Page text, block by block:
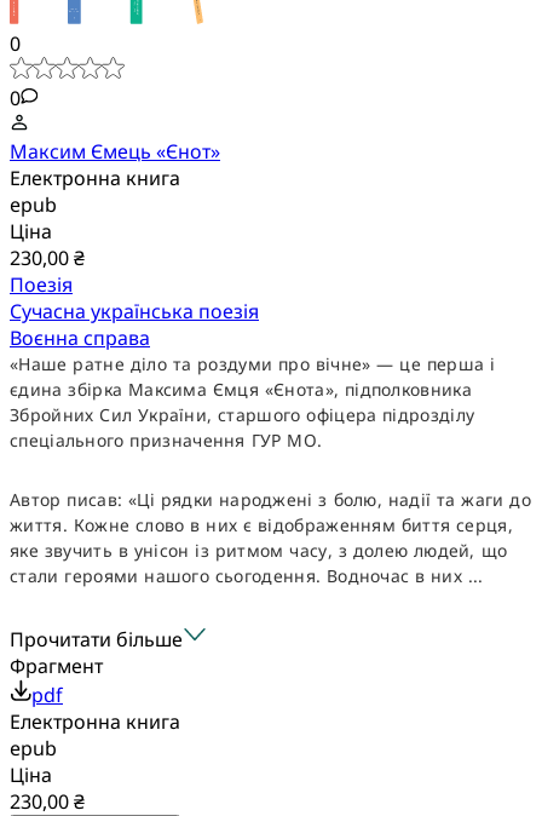
0
0
Максим Ємець «Єнот»
Електронна книга
epub
Ціна
230,00 ₴
Поезія
Сучасна українська поезія
Воєнна справа
«Наше ратне діло та роздуми про вічне» — це перша і
єдина збірка Максима Ємця «Єнота», підполковника
Збройних Сил України, старшого офіцера підрозділу
спеціального призначення ГУР МО.
Автор писав: «Ці рядки народжені з болю, надії та жаги до
життя. Кожне слово в них є відображенням биття серця,
яке звучить в унісон із ритмом часу, з долею людей, що
стали героями нашого сьогодення. Водночас в них ...
Прочитати більше
Фрагмент
pdf
Електронна книга
epub
Ціна
230,00 ₴